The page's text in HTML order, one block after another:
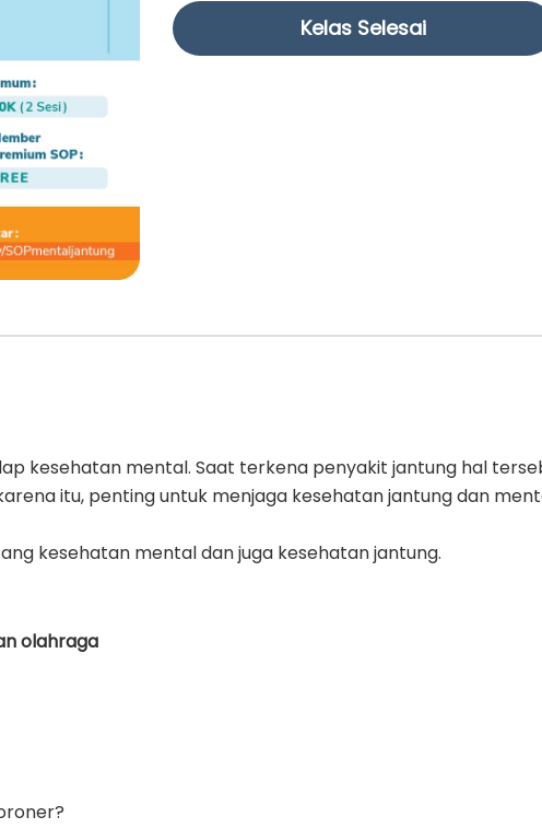
Kelas Selesai
kesehatan mental. Saat terkena penyakit jantung hal
itu, penting untuk menjaga kesehatan jantung dan
kesehatan mental dan juga kesehatan jantung.
olahraga